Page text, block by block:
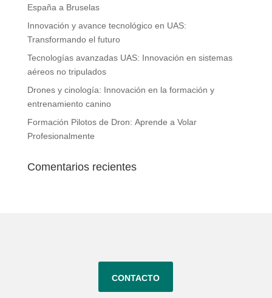
España a Bruselas
Innovación y avance tecnológico en UAS:
Transformando el futuro
Tecnologías avanzadas UAS: Innovación en sistemas
aéreos no tripulados
Drones y cinología: Innovación en la formación y
entrenamiento canino
Formación Pilotos de Dron: Aprende a Volar
Profesionalmente
Comentarios recientes
contacto